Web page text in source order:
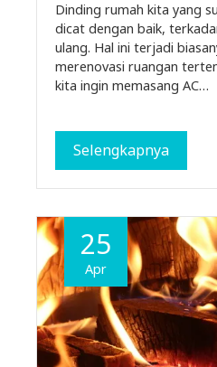
Dinding rumah kita yang
dicat dengan baik,
ulang. Hal ini terjadi
merenovasi ruangan
kita ingin memasang AC…
Selengkapnya
25
Apr